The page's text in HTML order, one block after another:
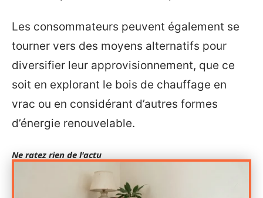
Les consommateurs peuvent également se
tourner vers des moyens alternatifs pour
diversifier leur approvisionnement, que ce
soit en explorant le bois de chauffage en
vrac ou en considérant d’autres formes
d’énergie renouvelable.
Ne ratez rien de l'actu